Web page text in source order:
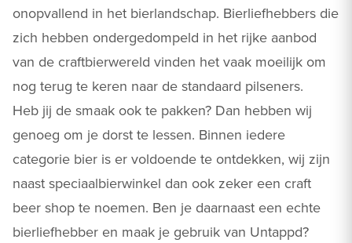
onopvallend in het bierlandschap. Bierliefhebbers die
zich hebben ondergedompeld in het rijke aanbod
van de craftbierwereld vinden het vaak moeilijk om
nog terug te keren naar de standaard pilseners.
Heb jij de smaak ook te pakken? Dan hebben wij
genoeg om je dorst te lessen. Binnen iedere
categorie bier is er voldoende te ontdekken, wij zijn
naast speciaalbierwinkel dan ook zeker een craft
beer shop te noemen. Ben je daarnaast een echte
bierliefhebber en maak je gebruik van Untappd?